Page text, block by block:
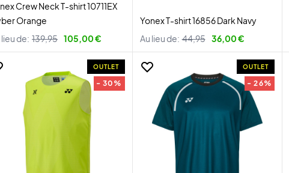
Crew Neck T-shirt 10711EX
Orange
lieu de: 139,95 105,00 €
Yonex T-shirt 16856 Dark Navy
Au lieu de: 44,95 36,00 €
OUTLET
- 30%
OUTLET
- 26%